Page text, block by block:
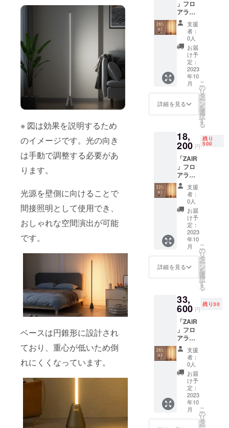
※ 図は効果を説明するため
のイメージです。光の向き
は手動で調整する必要があ
ります。
光源を壁側に向けることで
間接照明として使用でき、
おしゃれな空間演出が可能
です。
ベースは円錐形に設計され
ており、重心が低いため倒
れにくくなっています。
満たす製品
をご提供し
続けること
が弊社の目
標となって
おります。
製品及び配
送に関する
support@gat
her-tech.jp
本語取
扱説明
書×1 ※2
色から
お選び
いただ
けま
す。
」フロ
アライ
ト×1 一
般予定
販売価
格：
23,333
円（税
込） ※
送料無
料（日
本国内
限定）
内容
物：
」本体
×1 電源
ケーブ
ル×1 日
本語取
扱説明
書×1 ※2
色から
お選び
いただ
けま
す。
支援
者：
0人
お届
け予
定：
2023
年10
月
詳細を見る
こ
の
リ
タ
ー
ン
を
選
択
す
る
18,
200 円
残り
500
「ZAIR
」フロ
アライ
ト×1 一
般予定
販売価
格：
23,333
円（税
込） ※
送料無
料（日
本国内
限定）
内容
物：
」本体
×1 電源
ケーブ
ル×1 日
本語取
扱説明
書×1 ※2
色から
お選び
いただ
けま
す。
支援
者：
0人
お届
け予
定：
2023
年10
月
詳細を見る
こ
の
リ
タ
ー
ン
を
選
択
す
る
33,
600 円
残り30
「ZAIR
」フロ
アライ
ト×2 一
般予定
販売価
格：
46,666
円（税
込） ※
送料無
料（日
本国内
支援
者：
0人
お届
け予
定：
2023
年10
月
こ
の
リ
タ
ー